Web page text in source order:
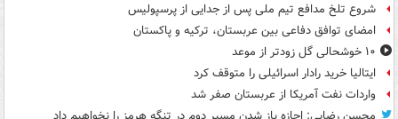
شروع تلخ مدافع تیم ملی پس از جدایی از پرسپولیس
امضای توافق دفاعی بین عربستان، ترکیه و پاکستان
۱۰ خوشحالی گل زودتر از موعد
ایتالیا خرید رادار اسرائیلی را متوقف کرد
واردات نفت آمریکا از عربستان صفر شد